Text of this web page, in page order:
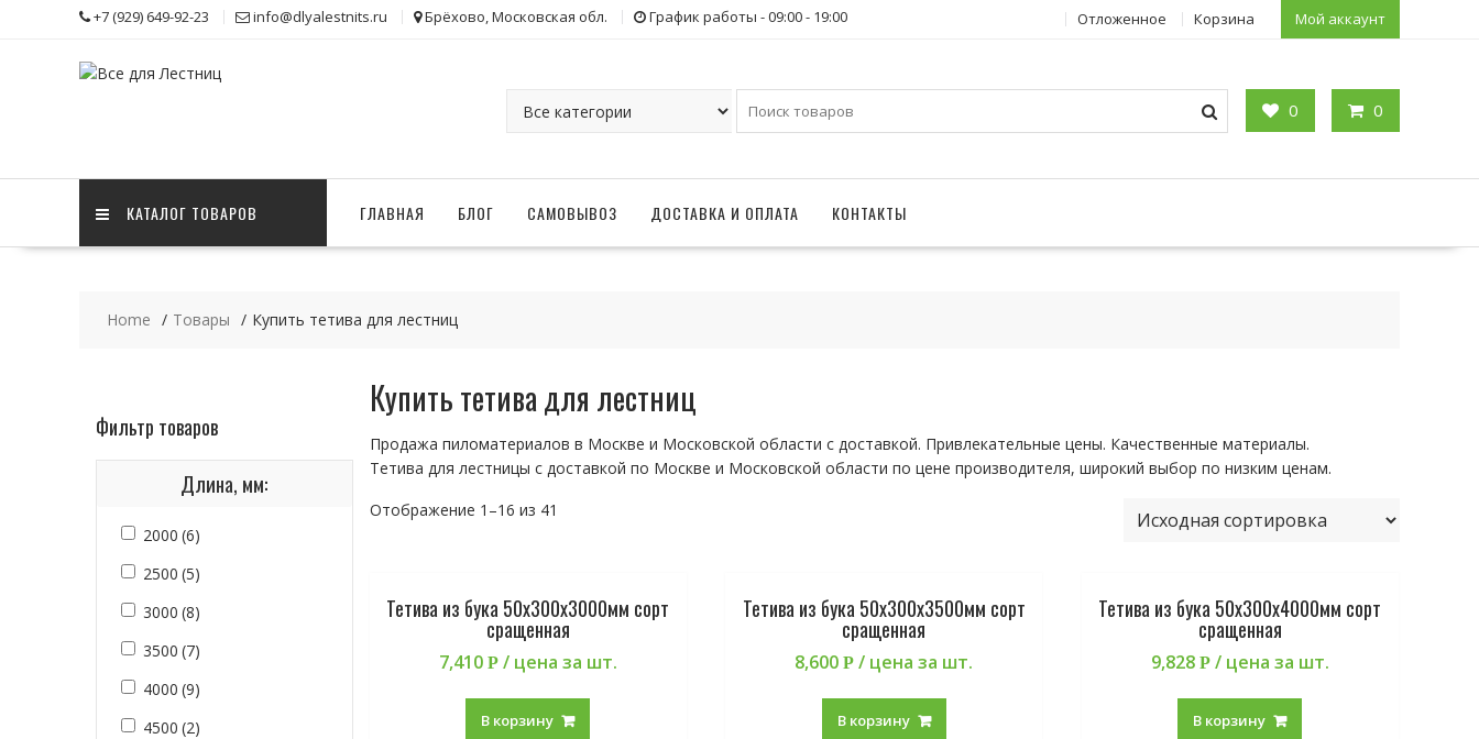
+7 (929) 649-92-23 info@dlyalestnits.ru Брёхово, Московская обл. График работы - 09:00 - 19:00 Отложенное Корзина Мой аккаунт
0 0
КАТАЛОГ ТОВАРОВ ГЛАВНАЯ БЛОГ САМОВЫВОЗ ДОСТАВКА И ОПЛАТА КОНТАКТЫ
Home Товары Купить тетива для лестниц
Купить тетива для лестниц
Продажа пиломатериалов в Москве и Московской области с доставкой. Привлекательные цены. Качественные материалы.
Тетива для лестницы с доставкой по Москве и Московской области по цене производителя, широкий выбор по низким ценам.
Отображение 1–16 из 41
Тетива из бука 50х300х3000мм сорт
сращенная
7,410 Р / цена за шт.
В корзину
Тетива из бука 50х300х3500мм сорт
сращенная
8,600Р / цена за шт.
В корзину
Тетива из бука 50х300х4000мм сорт
сращенная
9,828 Р / цена за шт.
В корзину
Фильтр товаров
Длина, мм:
2000 (6)
2500 (5)
3000 (8)
3500 (7)
4000 (9)
4500 (2)